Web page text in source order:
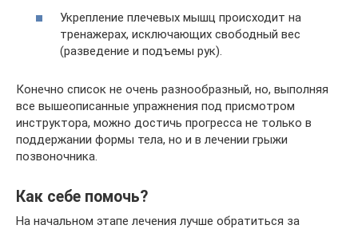
Укрепление плечевых мышц происходит на
тренажерах, исключающих свободный вес
(разведение и подъемы рук).
Конечно список не очень разнообразный, но, выполняя
все вышеописанные упражнения под присмотром
инструктора, можно достичь прогресса не только в
поддержании формы тела, но и в лечении грыжи
позвоночника.
Как себе помочь?
На начальном этапе лечения лучше обратиться за